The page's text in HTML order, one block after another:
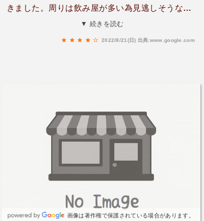
きました。周りは飲み屋が多い為見逃しそうなお
店で、店内は狭めです。お好み焼きを注文する
みながら店内で食べたのですが、テイクアウトし
てるお客さんが多かった。気になる方はテイクア
ウトおすすめします。
▼ 続きを読む
2022/8/21(日) 出典:www.google.com
画像は著作権で保護されている場合があります。